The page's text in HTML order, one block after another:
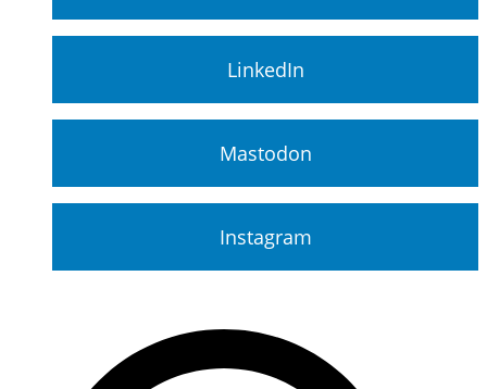
LinkedIn
Mastodon
Instagram